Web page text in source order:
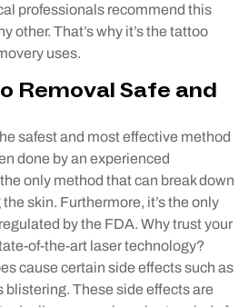
professionals recommend this
other. That’s why it’s the tattoo
uses.
Removal Safe and
safest and most effective method
done by an experienced
only method that can break down
skin. Furthermore, it’s the only
by the FDA. Why trust your
of-the-art laser technology?
cause certain side effects such as
blistering. These side effects are